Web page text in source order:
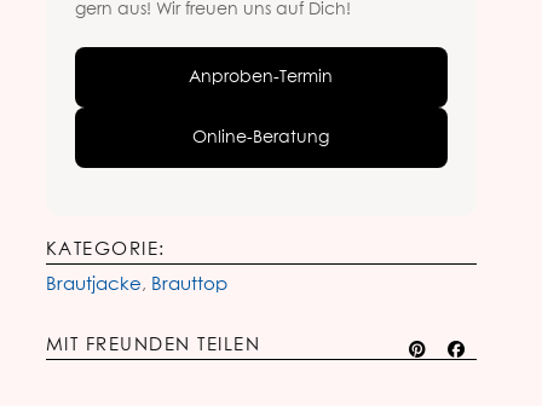
gern aus! Wir freuen uns auf Dich!
Anproben-Termin
Online-Beratung
KATEGORIE:
Brautjacke, Brauttop
MIT FREUNDEN TEILEN